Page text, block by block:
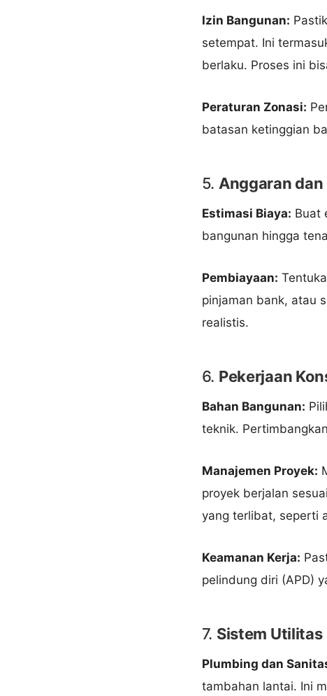
Izin Bangunan:
setempat. Ini
berlaku. Proses ini
Peraturan Zonasi:
batasan ketinggian
5. Anggaran dan
Estimasi Biaya: Buat
bangunan hingga
Pembiayaan:
pinjaman bank, atau
realistis.
6. Pekerjaan
Bahan Bangunan:
teknik.
Manajemen Proyek:
proyek berjalan
yang terlibat, seperti
Keamanan Kerja:
pelindung diri (APD)
7. Sistem Utilitas
Plumbing dan
tambahan lantai. Ini